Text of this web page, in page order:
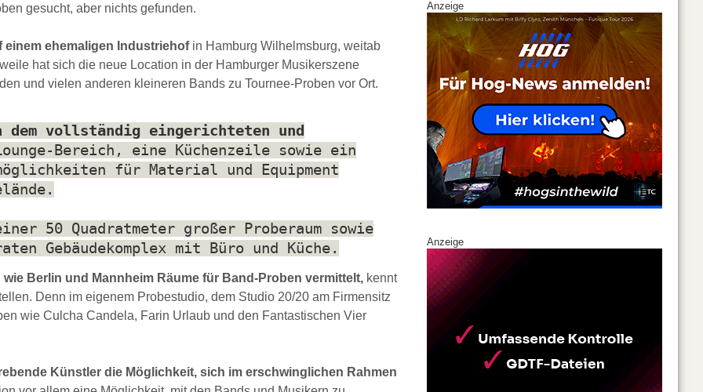
gesucht, aber nichts gefunden.
einem ehemaligen Industriehof in Hamburg Wilhelmsburg, weitab
hat sich die neue Location in der Hamburger Musikerszene
und vielen anderen kleineren Bands zu Tournee-Proben vor Ort.
dem vollständig eingerichteten und
Bereich, eine Küchenzeile sowie ein
für Material und Equipment
50 Quadratmeter großer Proberaum sowie
Gebäudekomplex mit Büro und Küche.
Berlin und Mannheim Räume für Band-Proben vermittelt, kennt
Denn im eigenem Probestudio, dem Studio 20/20 am Firmensitz
wie Culcha Candela, Farin Urlaub und den Fantastischen Vier
Künstler die Möglichkeit, sich im erschwinglichen Rahmen
Anzeige
Anzeige